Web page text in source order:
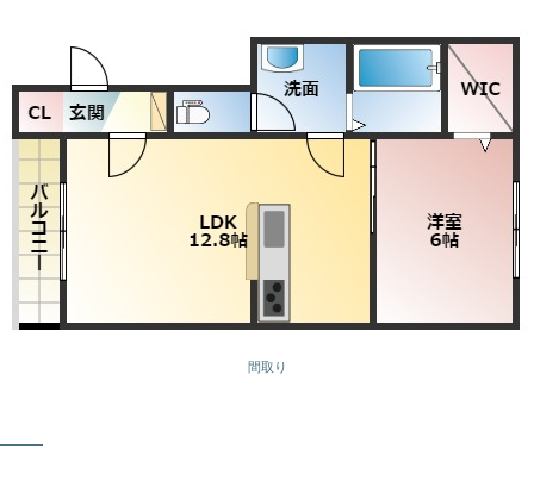
間取り